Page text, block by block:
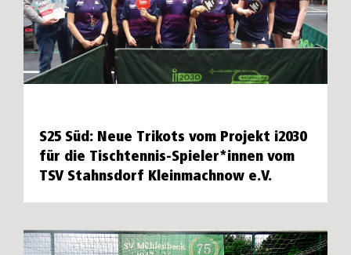
S25 Süd: Neue Trikots vom Projekt i2030
für die Tischtennis-Spieler*innen vom
TSV Stahnsdorf Kleinmachnow e.V.